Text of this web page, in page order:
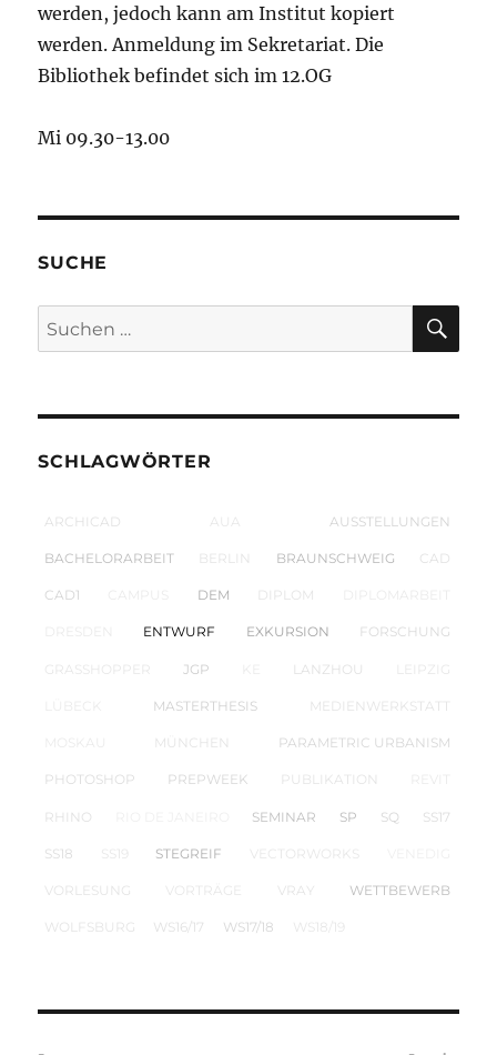
werden, jedoch kann am Institut kopiert
werden. Anmeldung im Sekretariat. Die
Bibliothek befindet sich im 12.OG
Mi 09.30-13.00
SUCHE
Suchen
nach:
SCHLAGWÖRTER
ARCHICAD AUA AUSSTELLUNGEN
BACHELORARBEIT BERLIN BRAUNSCHWEIG CAD
CAD1 DEM DIPLOM
ENTWURF EXKURSION FORSCHUNG
GRASSHOPPER JGP LANZHOU LEIPZIG
MASTERTHESIS MEDIENWERKSTATT
MÜNCHEN PARAMETRIC URBANISM
PHOTOSHOP PREPWEEK PUBLIKATION
RHINO SEMINAR SP SQ SS17
SS18 SS19 STEGREIF VECTORWORKS
VORLESUNG VORTRÄGE VRAY WETTBEWERB
WOLFSBURG WS16/17 WS17/18 WS18/19